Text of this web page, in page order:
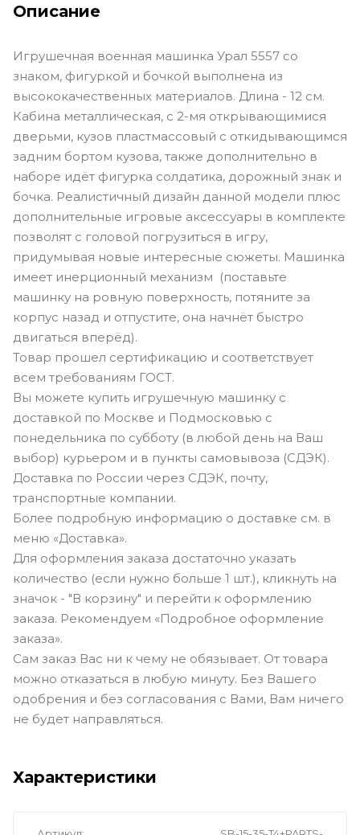
Описание
Игрушечная военная машинка Урал 5557 со
знаком, фигуркой и бочкой выполнена из
высококачественных материалов. Длина - 12 см.
Кабина металлическая, с 2-мя открывающимися
дверьми, кузов пластмассовый с откидывающимся
задним бортом кузова, также дополнительно в
наборе идёт фигурка солдатика, дорожный знак и
бочка. Реалистичный дизайн данной модели плюс
дополнительные игровые аксессуары в комплекте
позволят с головой погрузиться в игру,
придумывая новые интересные сюжеты. Машинка
имеет инерционный механизм (поставьте
машинку на ровную поверхность, потяните за
корпус назад и отпустите, она начнёт быстро
двигаться вперёд).
Товар прошел сертификацию и соответствует
всем требованиям ГОСТ.
Вы можете купить игрушечную машинку с
доставкой по Москве и Подмосковью с
понедельника по субботу (в любой день на Ваш
выбор) курьером и в пункты самовывоза (СДЭК).
Доставка по России через СДЭК, почту,
транспортные компании.
Более подробную информацию о доставке см. в
меню «Доставка».
Для оформления заказа достаточно указать
количество (если нужно больше 1 шт.), кликнуть на
значок - "В корзину" и перейти к оформлению
заказа. Рекомендуем «Подробное оформление
заказа».
Сам заказ Вас ни к чему не обязывает. От товара
можно отказаться в любую минуту. Без Вашего
одобрения и без согласования с Вами, Вам ничего
не будет направляться.
Характеристики